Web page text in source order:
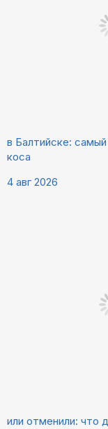
в Балтийске:
коса
4 авг 2026
или отменили: что